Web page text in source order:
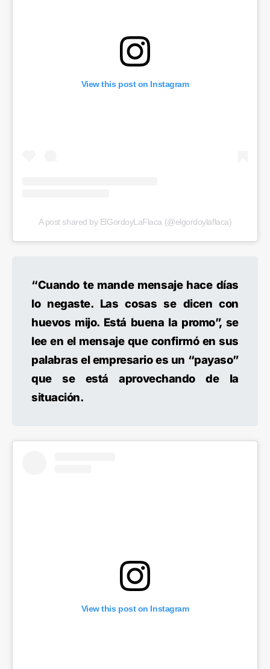
View this post on Instagram
A post shared by ElGordoyLaFlaca (@elgordoylaflaca)
“Cuando te mande mensaje hace días
lo negaste. Las cosas se dicen con
huevos mijo. Está buena la promo”, se
lee en el mensaje que confirmó en sus
palabras el empresario es un “payaso”
que se está aprovechando de la
situación.
View this post on Instagram